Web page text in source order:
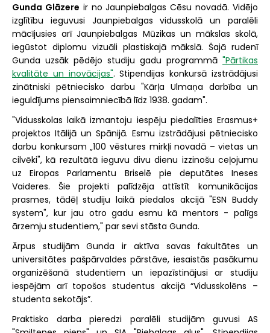
Gunda Glāzere ir no Jaunpiebalgas Cēsu novadā. Vidējo
izglītību ieguvusi Jaunpiebalgas vidusskolā un paralēli
mācījusies arī Jaunpiebalgas Mūzikas un mākslas skolā,
iegūstot diplomu vizuāli plastiskajā mākslā. Šajā rudenī
Gunda uzsāk pēdējo studiju gadu programmā "Pārtikas
kvalitāte un inovācijas". Stipendijas konkursā izstrādājusi
zinātniski pētniecisko darbu "Kārļa Ulmaņa darbība un
ieguldījums piensaimniecībā līdz 1938. gadam".
"Vidusskolas laikā izmantoju iespēju piedalīties Erasmus+
projektos Itālijā un Spānijā. Esmu izstrādājusi pētniecisko
darbu konkursam „100 vēstures mirkļi novadā – vietas un
cilvēki", kā rezultātā ieguvu divu dienu izzinošu ceļojumu
uz Eiropas Parlamentu Briselē pie deputātes Ineses
Vaideres. Šie projekti palīdzēja attīstīt komunikācijas
prasmes, tādēļ studiju laikā piedalos akcijā "ESN Buddy
system", kur jau otro gadu esmu kā mentors - palīgs
ārzemju studentiem," par sevi stāsta Gunda.
Ārpus studijām Gunda ir aktīva savas fakultātes un
universitātes pašpārvaldes pārstāve, iesaistās pasākumu
organizēšanā studentiem un iepazīstinājusi ar studiju
iespējām arī topošos studentus akcijā “Vidusskolēns –
studenta sekotājs”.
Praktisko darba pieredzi paralēli studijām guvusi AS